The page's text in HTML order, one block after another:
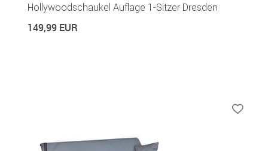
Hollywoodschaukel Auflage 1-Sitzer Dresden
149,99 EUR